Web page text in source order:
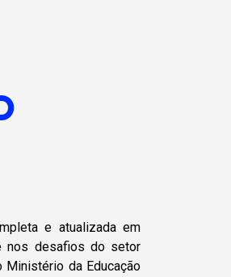
e atualizada em
nos desafios do setor
Ministério da Educação